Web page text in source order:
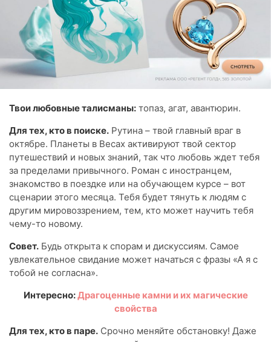
Твои любовные талисманы: топаз, агат, авантюрин.
Для тех, кто в поиске. Рутина – твой главный враг в
октябре. Планеты в Весах активируют твой сектор
путешествий и новых знаний, так что любовь ждет тебя
за пределами привычного. Роман с иностранцем,
знакомство в поездке или на обучающем курсе – вот
сценарии этого месяца. Тебя будет тянуть к людям с
другим мировоззрением, тем, кто может научить тебя
чему-то новому.
Совет. Будь открыта к спорам и дискуссиям. Самое
увлекательное свидание может начаться с фразы «А я с
тобой не согласна».
Интересно:Драгоценные камни и их магические
свойства
Для тех, кто в паре. Срочно меняйте обстановку! Даже